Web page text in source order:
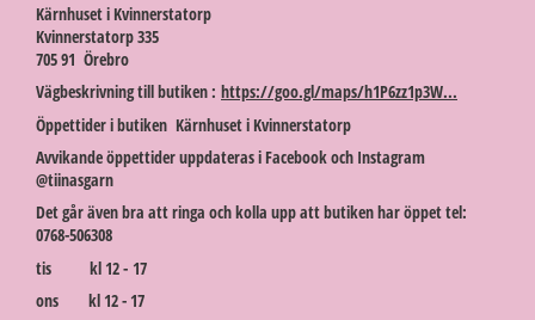
Kärnhuset i Kvinnerstatorp
Kvinnerstatorp 335
705 91 Örebro
Vägbeskrivning till butiken : https://goo.gl/maps/h1P6zz1p3W...
Öppettider i butiken Kärnhuset i Kvinnerstatorp
Avvikande öppettider uppdateras i Facebook och Instagram
@tiinasgarn
Det går även bra att ringa och kolla upp att butiken har öppet tel:
0768-506308
tis kl 12 - 17
ons kl 12 - 17